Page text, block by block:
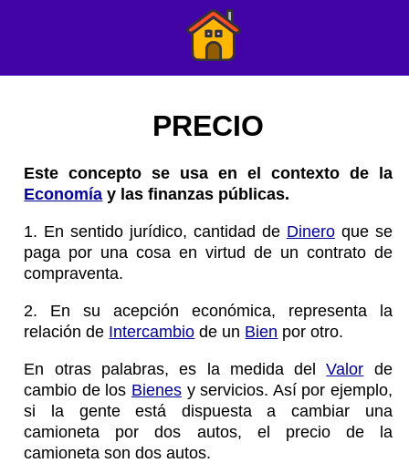
PRECIO
Este concepto se usa en el contexto de la
Economía y las finanzas públicas.
1. En sentido jurídico, cantidad de Dineroque se
paga por una cosa en virtud de un contrato de
compraventa.
2. En su acepción económica, representa la
relación de Intercambio de un Bien por otro.
En otras palabras, es la medida delValor de
cambio de los Bienes y servicios. Así por ejemplo,
si la gente está dispuesta a cambiar una
camioneta por dos autos, el precio de la
camioneta son dos autos.